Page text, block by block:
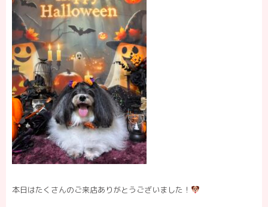
本日はたくさんのご来店ありがとうございました！